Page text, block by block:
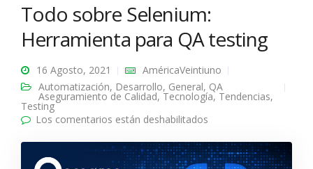
Todo sobre Selenium:
Herramienta para QA testing
16 Agosto, 2021
AméricaVeintiuno
Automatización, Desarrollo, General, QA
Aseguramiento de Calidad, Tecnología, Tendencias,
Testing
Los comentarios están deshabilitados
para QA testing